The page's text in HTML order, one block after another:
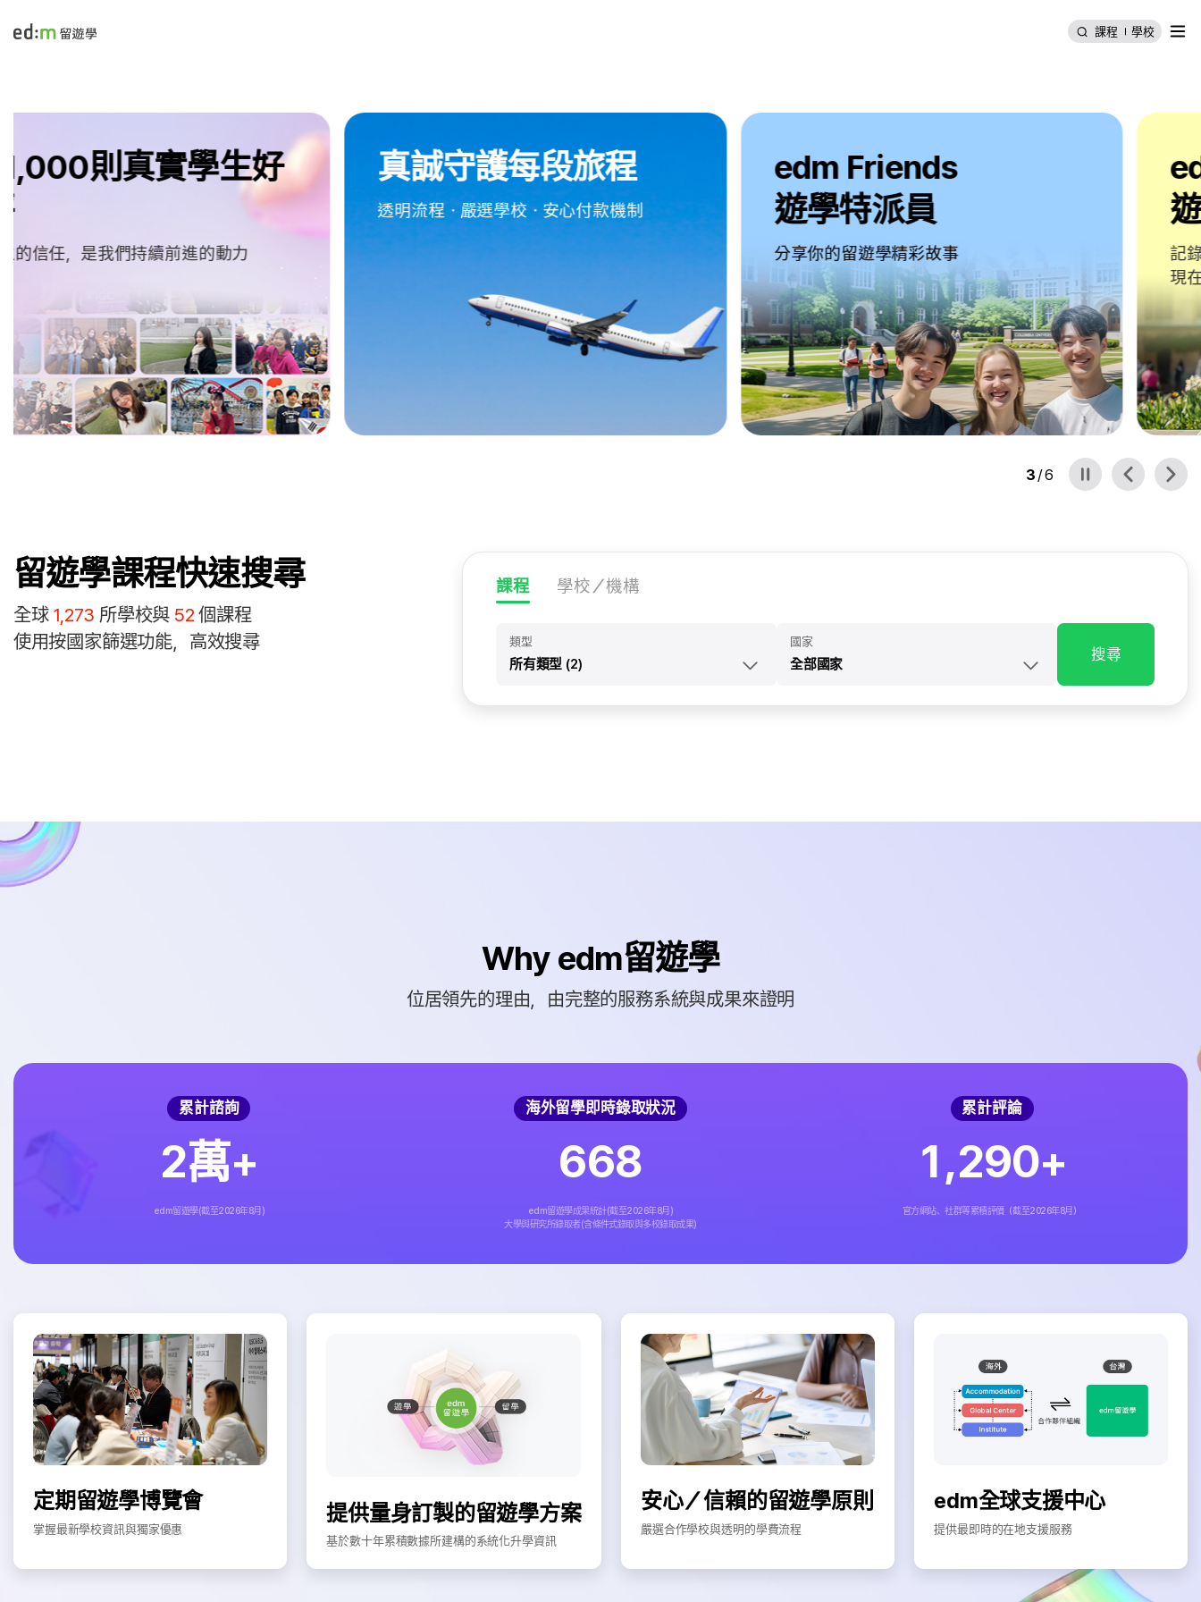
課程 學校
遊
學
真誠守護每段旅程
透明流程・嚴選學校・安心付款機制
edm Friends
遊學特派員
edm Friends
遊學雜誌
記錄學員們在海外生活中的珍貴時刻
現在一起閱讀他們的留遊學故事吧！
3/6
留遊學課程快速搜尋
全球 1,273 所學校與 52 個課程
使用按國家篩選功能，高效搜尋
課程 學校／機構
類型
所有類型 (2)
國家
全部國家
搜尋
Why edm留遊學
位居領先的理由，由完整的服務系統與成果來證明
累計諮詢
2萬+
edm留遊學(截至2026年8月)
海外留學即時錄取狀況
668
edm留遊學成果統計(截至2026年8月)
大學與研究所錄取者(含條件式錄取與多校錄取成果)
累計評論
1,290+
官方網站、社群等累積評價（截至2026年8月）
定期留遊學博覽會
掌握最新學校資訊與獨家優惠
提供量身訂製的留遊學方案
基於數十年累積數據所建構的系統化升學資訊
安心／信賴的留遊學原則
嚴選合作學校與透明的學費流程
edm全球支援中心
提供最即時的在地支援服務